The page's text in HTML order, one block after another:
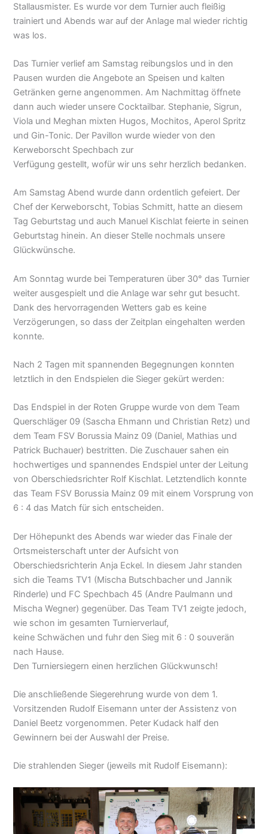
Stallausmister. Es wurde vor dem Turnier auch fleißig
trainiert und Abends war auf der Anlage mal wieder richtig
was los.
Das Turnier verlief am Samstag reibungslos und in den
Pausen wurden die Angebote an Speisen und kalten
Getränken gerne angenommen. Am Nachmittag öffnete
dann auch wieder unsere Cocktailbar. Stephanie, Sigrun,
Viola und Meghan mixten Hugos, Mochitos, Aperol Spritz
und Gin-Tonic. Der Pavillon wurde wieder von den
Kerweborscht Spechbach zur
Verfügung gestellt, wofür wir uns sehr herzlich bedanken.
Am Samstag Abend wurde dann ordentlich gefeiert. Der
Chef der Kerweborscht, Tobias Schmitt, hatte an diesem
Tag Geburtstag und auch Manuel Kischlat feierte in seinen
Geburtstag hinein. An dieser Stelle nochmals unsere
Glückwünsche.
Am Sonntag wurde bei Temperaturen über 30° das Turnier
weiter ausgespielt und die Anlage war sehr gut besucht.
Dank des hervorragenden Wetters gab es keine
Verzögerungen, so dass der Zeitplan eingehalten werden
konnte.
Nach 2 Tagen mit spannenden Begegnungen konnten
letztlich in den Endspielen die Sieger gekürt werden:
Das Endspiel in der Roten Gruppe wurde von dem Team
Querschläger 09 (Sascha Ehmann und Christian Retz) und
dem Team FSV Borussia Mainz 09 (Daniel, Mathias und
Patrick Buchauer) bestritten. Die Zuschauer sahen ein
hochwertiges und spannendes Endspiel unter der Leitung
von Oberschiedsrichter Rolf Kischlat. Letztendlich konnte
das Team FSV Borussia Mainz 09 mit einem Vorsprung von
6 : 4 das Match für sich entscheiden.
Der Höhepunkt des Abends war wieder das Finale der
Ortsmeisterschaft unter der Aufsicht von
Oberschiedsrichterin Anja Eckel. In diesem Jahr standen
sich die Teams TV1 (Mischa Butschbacher und Jannik
Rinderle) und FC Spechbach 45 (Andre Paulmann und
Mischa Wegner) gegenüber. Das Team TV1 zeigte jedoch,
wie schon im gesamten Turnierverlauf,
keine Schwächen und fuhr den Sieg mit 6 : 0 souverän
nach Hause.
Den Turniersiegern einen herzlichen Glückwunsch!
Die anschließende Siegerehrung wurde von dem 1.
Vorsitzenden Rudolf Eisemann unter der Assistenz von
Daniel Beetz vorgenommen. Peter Kudack half den
Gewinnern bei der Auswahl der Preise.
Die strahlenden Sieger (jeweils mit Rudolf Eisemann):